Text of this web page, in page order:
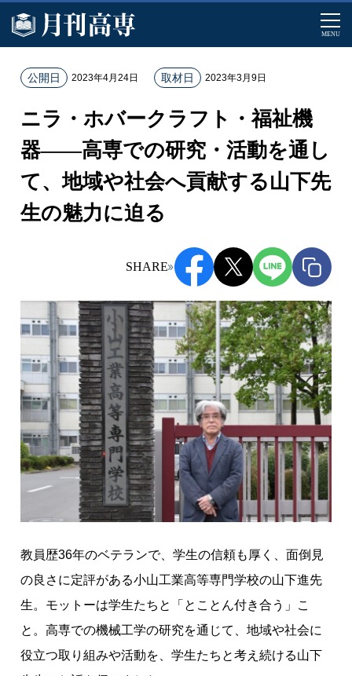
MENU
ホ
ム
記
事
一
覧
ニ
バ
ー
ラ
フ
ト
・
福
祉
機
—
—
専
で
研
ニラ・ホバークラフト・福祉機
器——高専での研究・活動を通し
て、地域や社会へ貢献する山下先
生の魅力に迫る
SHARE
公開日 2023年4月24日 取材日 2023年3月9日
教員歴36年のベテランで、学生の信頼も厚く、面倒見
の良さに定評がある小山工業高等専門学校の山下進先
生。モットーは学生たちと「とことん付き合う」こ
と。高専での機械工学の研究を通じて、地域や社会に
役立つ取り組みや活動を、学生たちと考え続ける山下